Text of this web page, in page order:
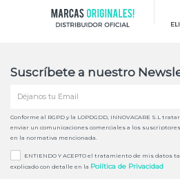
Suscríbete a nuestro
Conforme al RGPD y la LOPDGDD, INNOVACARE S.L
enviar un comunicaciones comerciales a los
en la normativa mencionada.
ENTIENDO Y ACEPTO el tratamiento de mis datos
explicado con detalle en la Política de Privacidad